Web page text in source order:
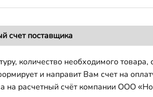
счет поставщика
количество необходимого
и направит Вам счет на
на расчетный счёт компании ООО